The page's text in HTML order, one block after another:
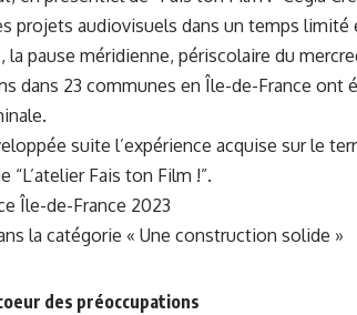
projets audiovisuels dans un temps limité
pause méridienne, périscolaire du
dans 23 communes en Île-de-France ont
suite l’expérience acquise sur le
Fais ton Film !”.
Île-de-France 2023
la catégorie « Une construction solide »
des préoccupations